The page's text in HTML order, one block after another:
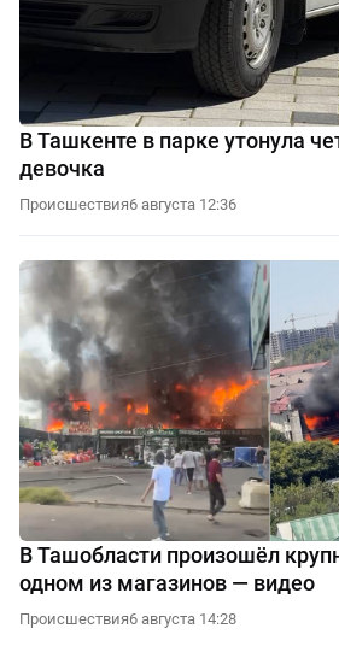
В Ташкенте в парке утонула
девочка
Происшествия6 августа 12:36
В Ташобласти произошёл
одном из магазинов — видео
Происшествия6 августа 14:28